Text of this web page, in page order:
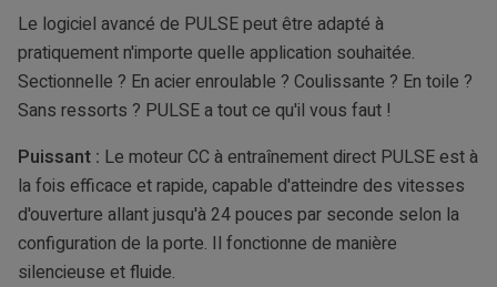
Le logiciel avancé de PULSE peut être adapté à
pratiquement n'importe quelle application souhaitée.
Sectionnelle ? En acier enroulable ? Coulissante ? En toile ?
Sans ressorts ? PULSE a tout ce qu'il vous faut !
Puissant : Le moteur CC à entraînement direct PULSE est à
la fois efficace et rapide, capable d'atteindre des vitesses
d'ouverture allant jusqu'à 24 pouces par seconde selon la
configuration de la porte. Il fonctionne de manière
silencieuse et fluide.